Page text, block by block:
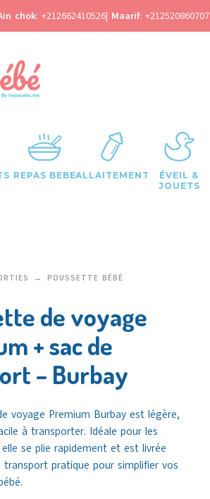
chok: +212662410526| Maarif: +212520860707
REPAS BEBEALLAITEMENT
ÉVEIL &
JOUETS
POUSSETTE BÉBÉ
de voyage
+ sac de
– Burbay
voyage Premium Burbay est légère,
à transporter. Idéale pour les
se plie rapidement et est livrée
transport pratique pour simplifier vos